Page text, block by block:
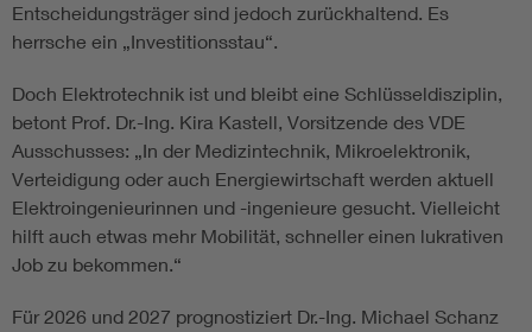
Entscheidungsträger sind jedoch zurückhaltend. Es
herrsche ein „Investitionsstau“.
Doch Elektrotechnik ist und bleibt eine Schlüsseldisziplin,
betont Prof. Dr.-Ing. Kira Kastell, Vorsitzende des VDE
Ausschusses: „In der Medizintechnik, Mikroelektronik,
Verteidigung oder auch Energiewirtschaft werden aktuell
Elektroingenieurinnen und -ingenieure gesucht. Vielleicht
hilft auch etwas mehr Mobilität, schneller einen lukrativen
Job zu bekommen.“
Für 2026 und 2027 prognostiziert Dr.-Ing. Michael Schanz